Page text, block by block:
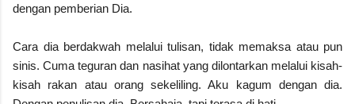
dengan pemberian Dia.
Cara dia berdakwah melalui tulisan, tidak memaksa atau pun
sinis. Cuma teguran dan nasihat yang dilontarkan melalui kisah-
kisah rakan atau orang sekeliling. Aku kagum dengan dia.